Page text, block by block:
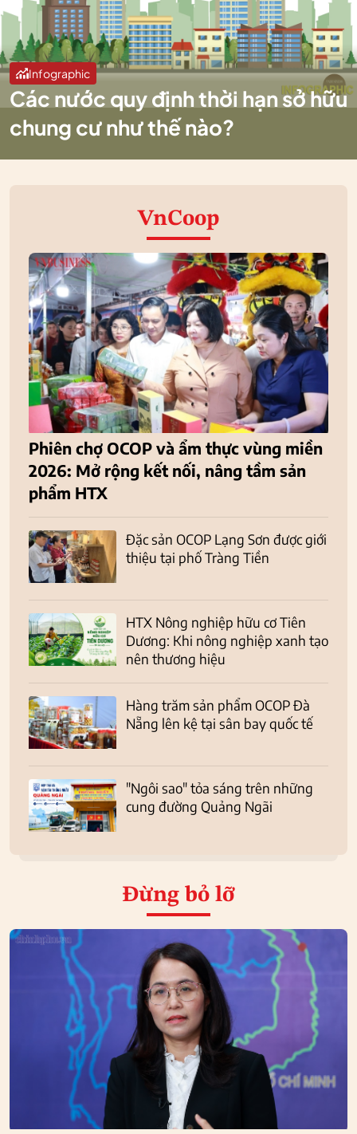
Infographic
Các nước quy định thời hạn sở hữu
chung cư như thế nào?
VnCoop
Phiên chợ OCOP và ẩm thực vùng miền
2026: Mở rộng kết nối, nâng tầm sản
phẩm HTX
Đặc sản OCOP Lạng Sơn được giới
thiệu tại phố Tràng Tiền
HTX Nông nghiệp hữu cơ Tiên
Dương: Khi nông nghiệp xanh tạo
nên thương hiệu
Hàng trăm sản phẩm OCOP Đà
Nẵng lên kệ tại sân bay quốc tế
"Ngôi sao" tỏa sáng trên những
cung đường Quảng Ngãi
Đừng bỏ lỡ